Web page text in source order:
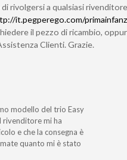
rivolgersi a qualsiasi
it.pegperego.com/
il pezzo di ricambio,
Clienti. Grazie.
modello del trio Easy
rivenditore mi ha
e che la consegna è
quanto mi è stato